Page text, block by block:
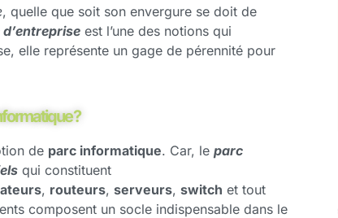
, quelle que soit son envergure se doit de
est l’une des notions qui
elle représente un gage de pérennité pour
?
de parc informatique. Car, le parc
qui constituent
, routeurs, serveurs, switch et tout
composent un socle indispensable dans le